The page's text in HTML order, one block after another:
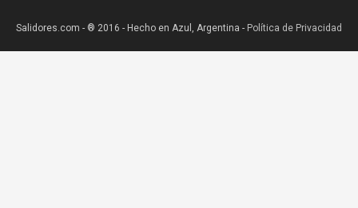
Salidores.com - ® 2016 - Hecho en Azul, Argentina - Política de Privacidad